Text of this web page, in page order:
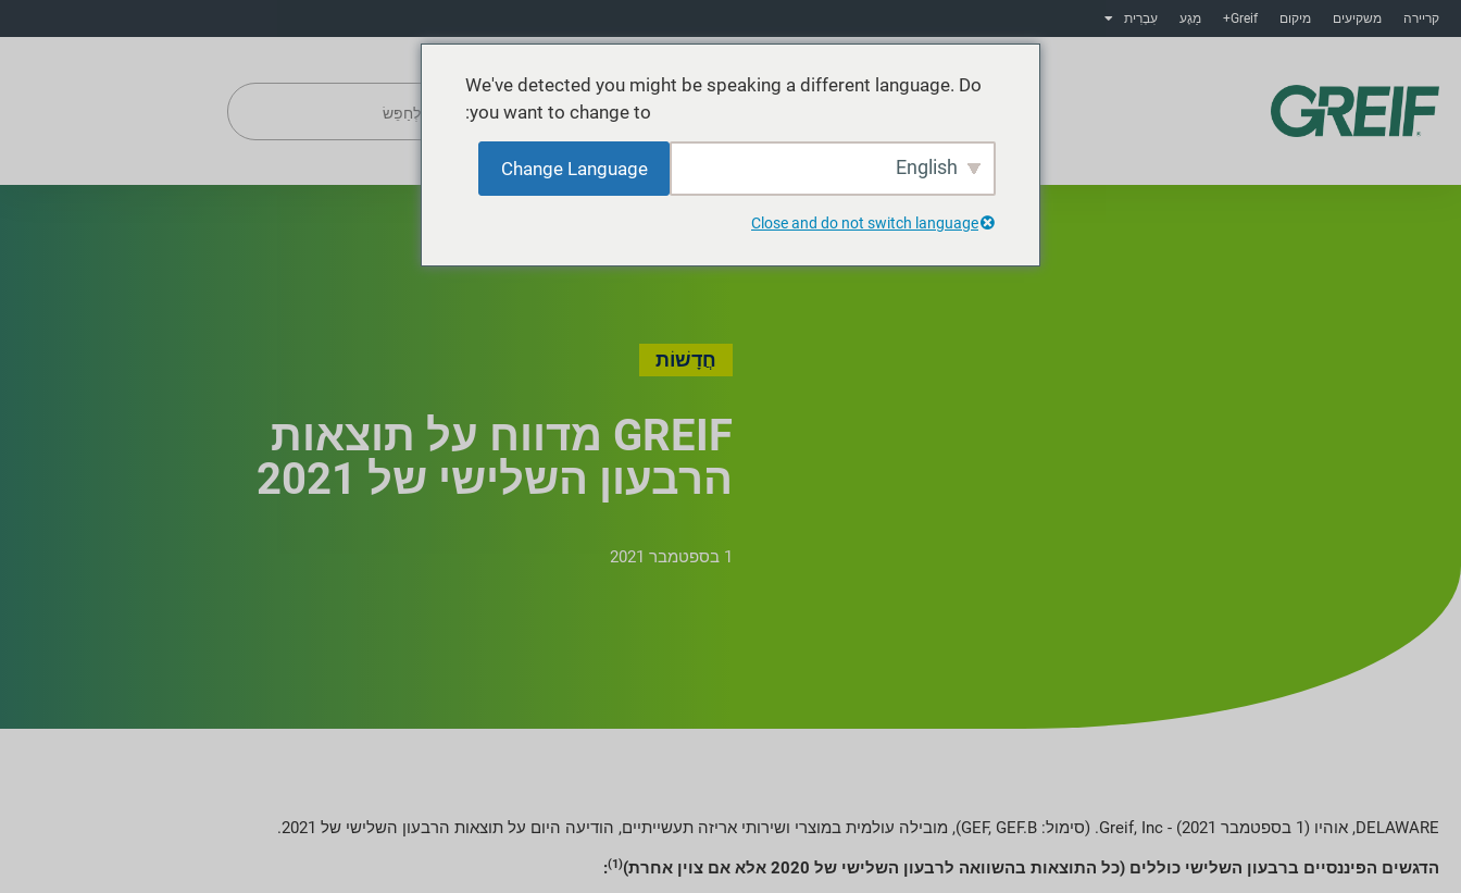
קריירה משקיעים מיקום Greif+ מַגָע עִבְרִית
מקורות אודות
חֲדָשׁוֹת
GREIF מדווח על תוצאות
הרבעון השלישי של 2021
1 בספטמבר 2021
DELAWARE, אוהיו (1 בספטמבר 2021) - Greif, Inc. (סימול: GEF, GEF.B), מובילה עולמית במוצרי ושירותי אריזה תעשייתיים, הודיעה היום על תוצאות הרבעון השלישי של 2021.
הדגשים הפיננסיים ברבעון השלישי כוללים (כל התוצאות בהשוואה לרבעון השלישי של 2020 אלא אם צוין אחרת) (1)
:
We've detected you might be speaking a different language. Do
you want to change to:
English
Change Language
Close and do not switch language